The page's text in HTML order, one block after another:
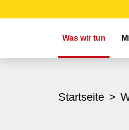
Was wir tun
Startseite